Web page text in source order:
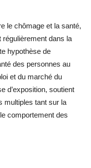
le chômage et la santé,
régulièrement dans la
hypothèse de
des personnes au
et du marché du
d’exposition, soutient
multiples tant sur la
comportement des